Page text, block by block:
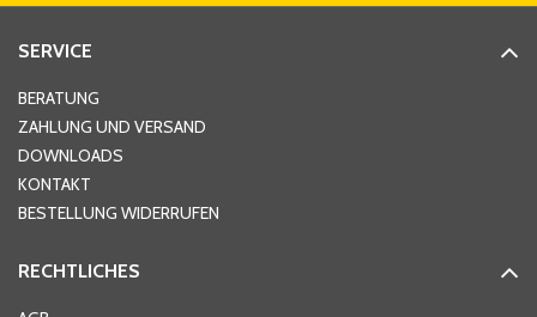
Hausnummer
Ort*
SERVICE
BERATUNG
ZAHLUNG UND VERSAND
DOWNLOADS
KONTAKT
BESTELLUNG WIDERRUFEN
RECHTLICHES